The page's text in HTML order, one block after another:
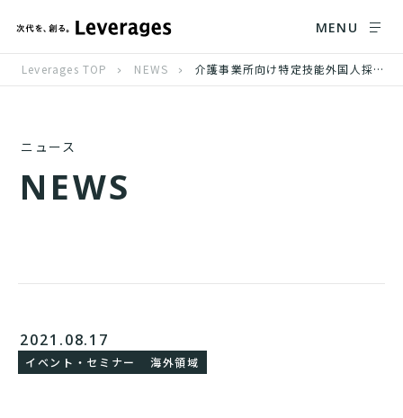
MENU
Leverages TOP NEWS 介護事業所向け特定技能外国人採用セミナー 8月31日（火）オンラインにて開催
ニュース
NEWS
2021.08.17
イベント・セミナー 海外領域